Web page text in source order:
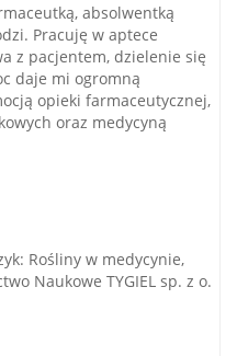
absolwentką
Pracuję w aptece
z pacjentem, dzielenie się
daje mi ogromną
opieki farmaceutycznej,
oraz medycyną
Rośliny w medycynie,
Naukowe TYGIEL sp. z o.